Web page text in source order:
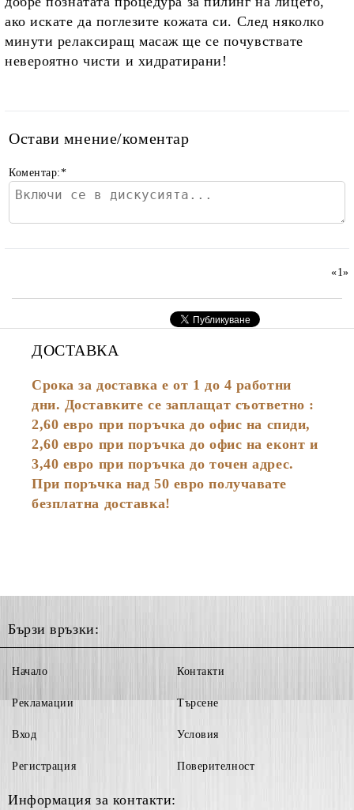
ако искате да поглезите кожата си. След няколко
минути релаксиращ масаж ще се почувствате
невероятно чисти и хидратирани!
Остави мнение/коментар
Коментар:*
«1»
ДОСТАВКА
Срока за доставка е от 1 до 4 работни
дни. Доставките се заплащат съответно :
2,60 евро при поръчка до офис на спиди,
2,60 евро при поръчка до офис на еконт и
3,40 евро при поръчка до точен адрес.
При поръчка над 50 евро получавате
безплатна доставка!
Бързи връзки:
Начало
Рекламации
Вход
Регистрация
Контакти
Търсене
Условия
Поверителност
Информация за контакти: